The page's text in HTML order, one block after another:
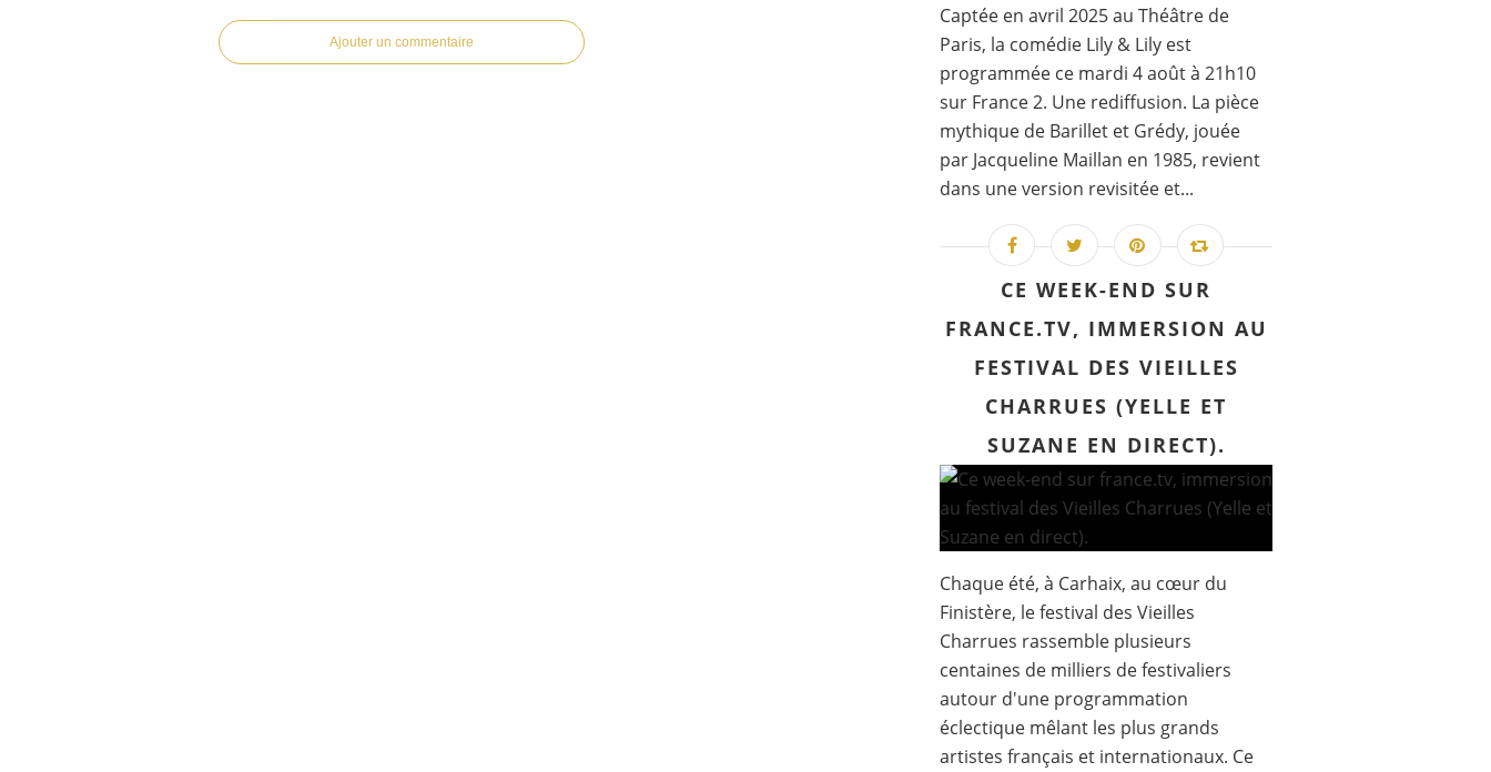
Ajouter un commentaire
Captée en avril 2025 au Théâtre de
Paris, la comédie Lily & Lily est
programmée ce mardi 4 août à 21h10
sur France 2. Une rediffusion. La pièce
mythique de Barillet et Grédy, jouée
par Jacqueline Maillan en 1985, revient
dans une version revisitée et...
CE WEEK-END SUR
FRANCE.TV, IMMERSION AU
FESTIVAL DES VIEILLES
CHARRUES (YELLE ET
SUZANE EN DIRECT).
Chaque été, à Carhaix, au cœur du
Finistère, le festival des Vieilles
Charrues rassemble plusieurs
centaines de milliers de festivaliers
autour d'une programmation
éclectique mêlant les plus grands
artistes français et internationaux. Ce